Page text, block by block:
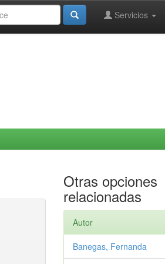
Servicios
Otras opciones
relacionadas
Autor
Banegas, Fernanda